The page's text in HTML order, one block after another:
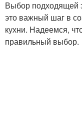
Выбор подходящей
это важный шаг в
кухни. Надеемся,
правильный выбор.